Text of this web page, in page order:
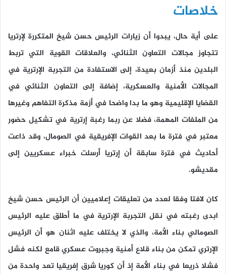
خلاصات
على أية حال، يبدوا أن زيارات الرئيس حسن شيخ المتكررة لإرتريا
تتجاوز مجالات التعاون الثنائي، والعلاقات القوية التي تربط
البلدين منذ أزمان بعيدة، إلى الاستفادة من التجربة الإرترية في
المجالات الأمنية والعسكرية، إضافة إلى التعاون الثنائي في
القضايا الإقليمية وهو ما بدا واضحا في أزمة مذكرة التفاهم وغيرها
من الملفات المهمة، فضلا عن ربما رغبة إرترية في تشكيل حضور
معتبر في فترة ما بعد القوات الإفريقية في الصومال، وقد ذاعت
أحاديث في فترة سابقة أن إرتريا أرسلت خبراء عسكريين إلى
مقديشو.
كان لافتا وفقا لعدد من تعليقات إعلاميين أن الرئيس حسن شيخ
ابدى رغبته في نقل التجربة الإرترية في ما أطلق عليه الرئيس
الصومالي بناء الأمة، والذي لا يختلف عليه اثنان هو أن الرئيس
الإرتري تمكن من بناء قلاع أمنية وجبروت عسكري قامع لكنه فشل
فشلا ذريعا في بناء الأمة إذ أن كوريا شرق إفريقيا تعد واحدة من